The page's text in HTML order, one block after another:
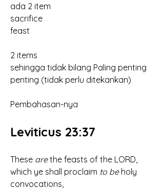
ada 2 item
sacrifice
feast
2 items
sehingga tidak bilang Paling penting
penting (tidak perlu ditekankan)
Pembahasan-nya
Leviticus 23:37
These are the feasts of the LORD,
which ye shall proclaim to be holy
convocations,